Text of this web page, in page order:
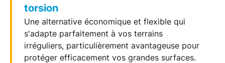
torsion
Une alternative économique et flexible qui
s'adapte parfaitement à vos terrains
irréguliers, particulièrement avantageuse pour
protéger efficacement vos grandes surfaces.